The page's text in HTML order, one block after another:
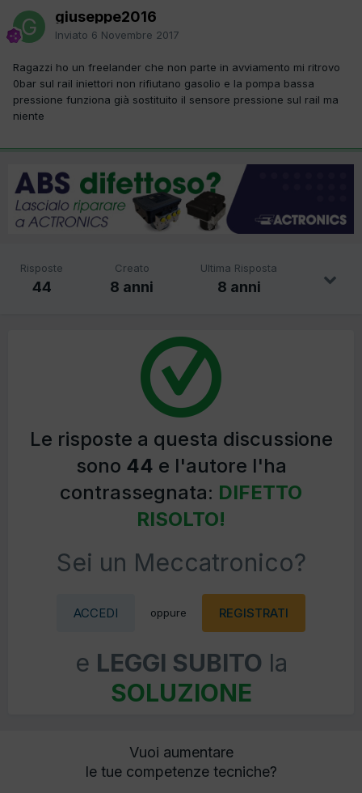
giuseppe2016
Inviato 6 Novembre 2017
Ragazzi ho un freelander che non parte in avviamento mi ritrovo
0bar sul rail iniettori non rifiutano gasolio e la pompa bassa
pressione funziona già sostituito il sensore pressione sul rail ma
niente
Risposte
44
Creato
8 anni
Ultima Risposta
8 anni
Le risposte a questa discussione
sono 44 e l'autore l'ha
contrassegnata: DIFETTO
RISOLTO!
Sei un Meccatronico?
ACCEDI oppure REGISTRATI
e LEGGI SUBITO la
SOLUZIONE
Vuoi aumentare
le tue competenze tecniche?